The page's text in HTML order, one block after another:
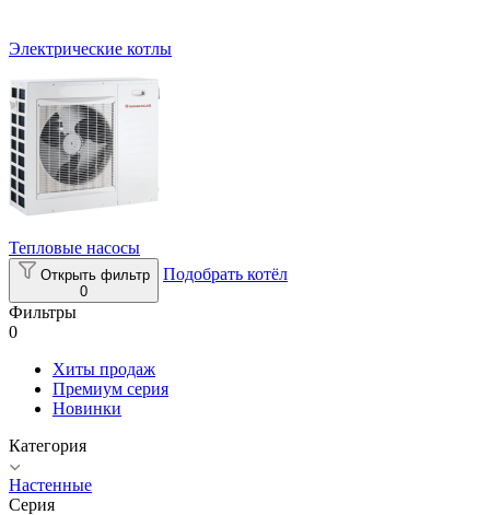
Электрические котлы
Тепловые насосы
Открыть фильтр
0
Подобрать котёл
Фильтры
0
Хиты продаж
Премиум серия
Новинки
Категория
Настенные
Серия